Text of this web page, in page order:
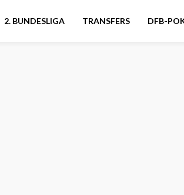
2. BUNDESLIGA TRANSFERS DFB-